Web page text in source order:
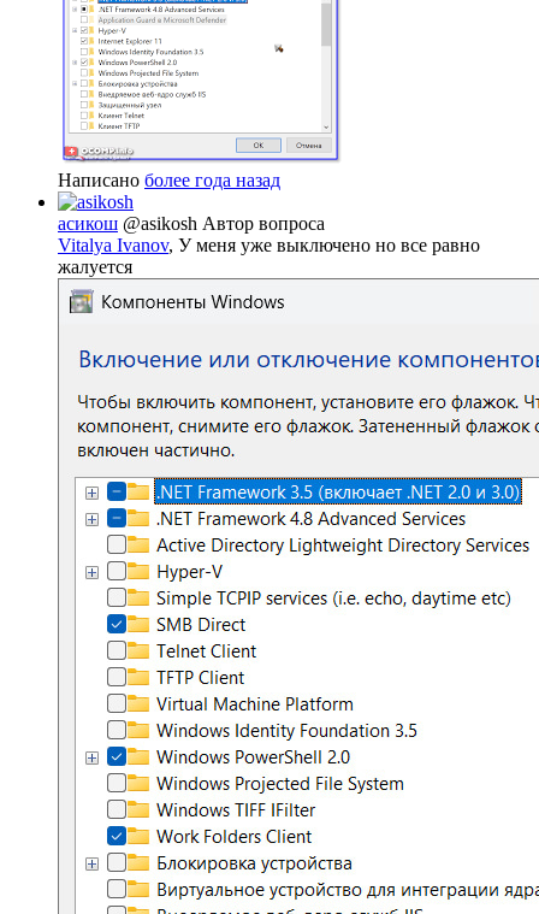
Написано более года назад
асикош @asikosh Автор вопроса
Vitalya Ivanov, У меня уже выключено но все равно
жалуется